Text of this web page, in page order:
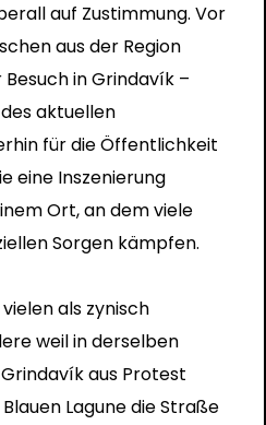
auf Zustimmung. Vor
aus der Region
in Grindavík –
aktuellen
für die Öffentlichkeit
eine Inszenierung
Ort, an dem viele
Sorgen kämpfen.
als zynisch
weil in derselben
aus Protest
Lagune die Straße